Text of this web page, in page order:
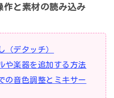
作と素材の読み込み
（デタッチ）
や楽器を追加する方法
の音色調整とミキサー